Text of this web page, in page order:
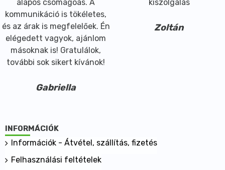
alapos csomagoás. A
kommunikáció is tökéletes,
és az árak is megfelelőek. Én
elégedett vagyok, ajánlom
másoknak is! Gratulálok,
további sok sikert kívánok!
Gabriella
kiszolgálás
Zoltán
INFORMÁCIÓK
Információk - Átvétel, szállítás, fizetés
Felhasználási feltételek